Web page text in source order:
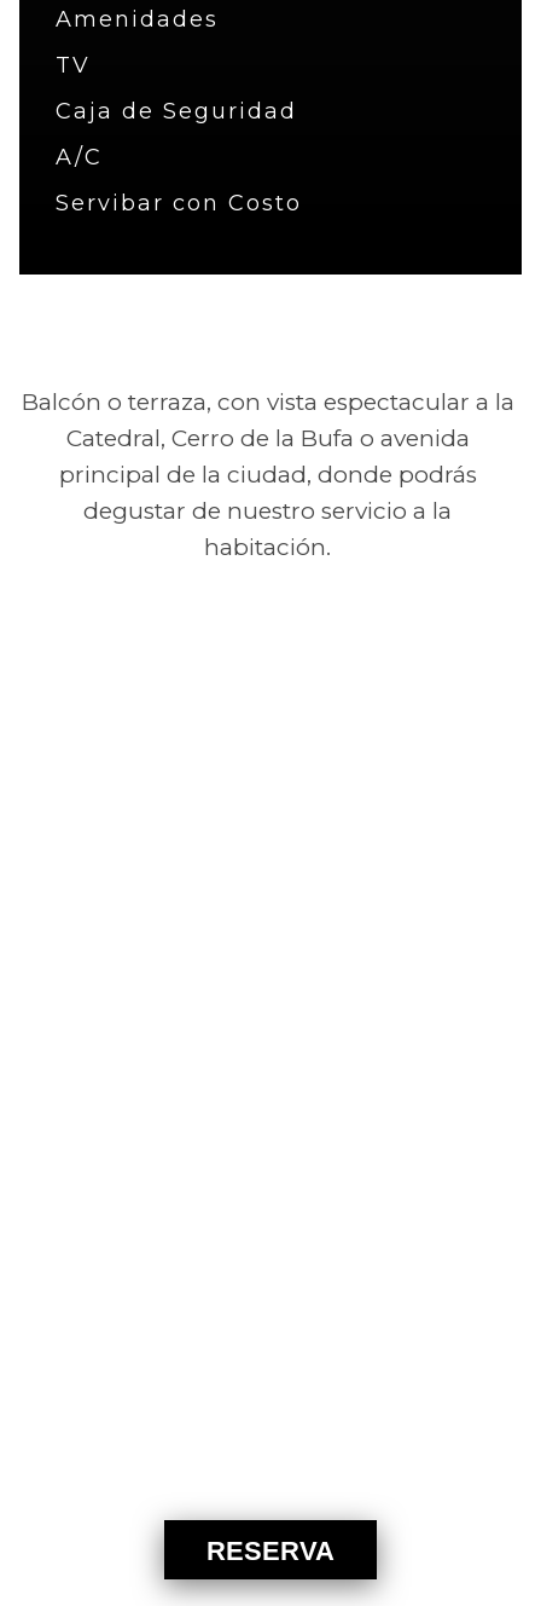
Amenidades
TV
Caja de Seguridad
A/C
Servibar con Costo
Balcón o terraza, con vista espectacular a la
Catedral, Cerro de la Bufa o avenida
principal de la ciudad, donde podrás
degustar de nuestro servicio a la
habitación.
RESERVA